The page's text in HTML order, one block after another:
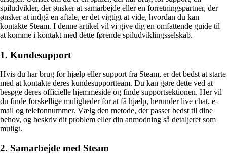
spiludvikler, der ønsker at samarbejde eller en forretningspartner, der
ønsker at indgå en aftale, er det vigtigt at vide, hvordan du kan
kontakte Steam. I denne artikel vil vi give dig en omfattende guide til
at komme i kontakt med dette førende spiludviklingsselskab.
1. Kundesupport
Hvis du har brug for hjælp eller support fra Steam, er det bedst at starte
med at kontakte deres kundesupportteam. Du kan gøre dette ved at
besøge deres officielle hjemmeside og finde supportsektionen. Her vil
du finde forskellige muligheder for at få hjælp, herunder live chat, e-
mail og telefonnummer. Vælg den metode, der passer bedst til dine
behov, og beskriv dit problem eller din anmodning så detaljeret som
muligt.
2. Samarbejde med Steam